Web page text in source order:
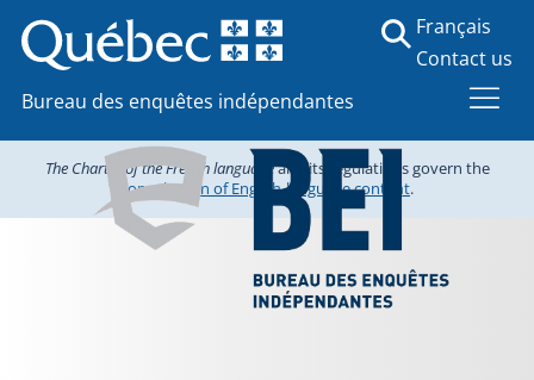
Bureau des enquêtes indépendantes
Français
Contact us
The Charter of the French languageand its regulations govern the
consultation of English-language content.